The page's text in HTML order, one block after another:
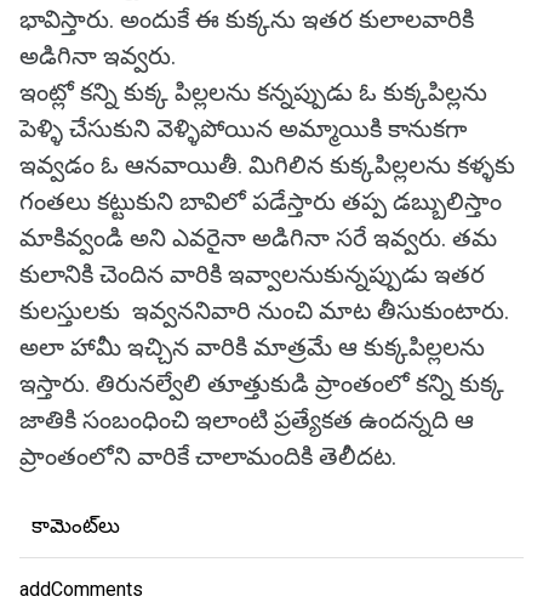
భావిస్తారు. అందుకే ఈ కుక్కను ఇతర కులాలవారికి
అడిగినా ఇవ్వరు.
ఇంట్లో కన్ని కుక్క పిల్లలను కన్నప్పుడు ఓ కుక్కపిల్లను
పెళ్ళి చేసుకుని వెళ్ళిపోయిన అమ్మాయికి కానుకగా
ఇవ్వడం ఓ ఆనవాయితీ. మిగిలిన కుక్కపిల్లలను కళ్ళకు
గంతలు కట్టుకుని బావిలో పడేస్తారు తప్ప డబ్బులిస్తాం
మాకివ్వండి అని ఎవరైనా అడిగినా సరే ఇవ్వరు. తమ
కులానికి చెందిన వారికి ఇవ్వాలనుకున్నప్పుడు ఇతర
కులస్తులకు ఇవ్వననివారి నుంచి మాట తీసుకుంటారు.
అలా హామీ ఇచ్చిన వారికి మాత్రమే ఆ కుక్కపిల్లలను
ఇస్తారు. తిరునల్వేలి తూత్తుకుడి ప్రాంతంలో కన్ని కుక్క
జాతికి సంబంధించి ఇలాంటి ప్రత్యేకత ఉందన్నది ఆ
ప్రాంతంలోని వారికే చాలామందికి తెలీదట.
కామెంట్‌లు
addComments